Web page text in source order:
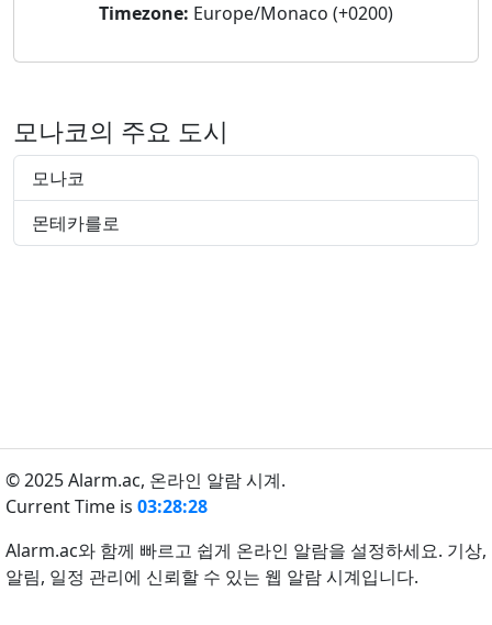
Timezone: Europe/Monaco (+0200)
모나코의 주요 도시
모나코
몬테카를로
© 2025 Alarm.ac, 온라인 알람 시계.
Current Time is 03:28:28
Alarm.ac와 함께 빠르고 쉽게 온라인 알람을 설정하세요. 기상,
알림, 일정 관리에 신뢰할 수 있는 웹 알람 시계입니다.